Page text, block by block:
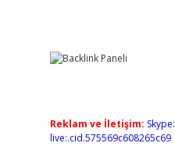
Reklam ve İletişim: Skype:
live:.cid.575569c608265c69